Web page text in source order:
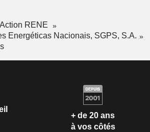
Action RENE
Energéticas Nacionais, SGPS, S.A.
+ de 20 ans
à vos côtés